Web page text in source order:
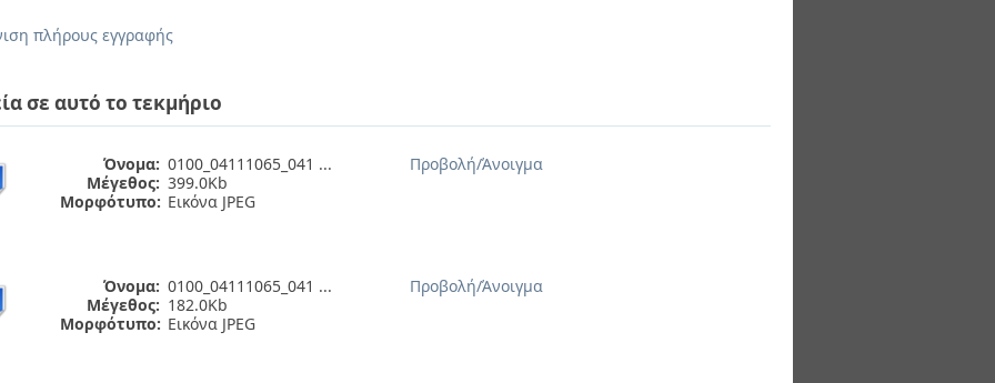
πλήρους εγγραφής
σε αυτό το τεκμήριο
Όνομα: 0100_04111065_041 ...
Μέγεθος: 399.0Kb
Μορφότυπο: Εικόνα JPEG
Προβολή/Άνοιγμα
Όνομα: 0100_04111065_041 ...
Μέγεθος: 182.0Kb
Μορφότυπο: Εικόνα JPEG
Προβολή/Άνοιγμα